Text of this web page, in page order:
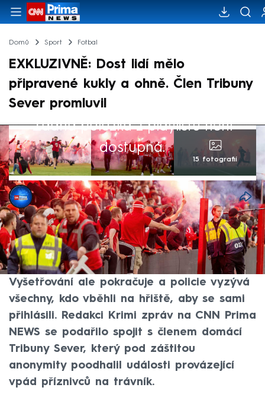
Domů Sport Fotbal
EXKLUZIVNĚ: Dost lidí mělo
připravené kukly a ohně. Člen Tribuny
Sever promluvil
Žádná položka z playlistu není
dostupná.
15 fotografií
Valerie Fišrová
11. kvě 2026, 18:57
Kriminalisté již ztotožnili několik fanoušků,
kteří během fotbalového derby vnikli na
hrací plochu a napadli hráče Sparty.
Vyšetřování ale pokračuje a policie vyzývá
všechny, kdo vběhli na hřiště, aby se sami
přihlásili. Redakci Krimi zpráv na CNN Prima
NEWS se podařilo spojit s členem domácí
Tribuny Sever, který pod záštitou
anonymity poodhalil události provázející
vpád příznivců na trávník.